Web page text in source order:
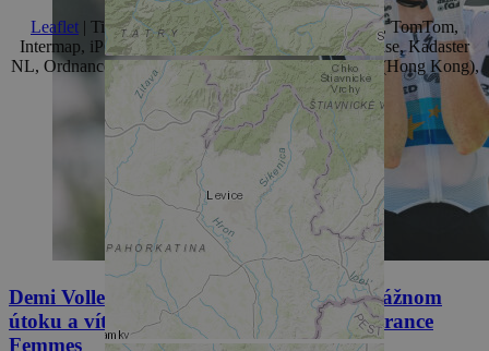
+-
Leaflet | Tiles © Esri — Esri, DeLorme, NAVTEQ, TomTom,
Intermap, iPC, USGS, FAO, NPS, NRCAN, GeoBase, Kadaster
NL, Ordnance Survey, Esri Japan, METI, Esri China (Hong Kong),
and the GIS User Community
Demi Vollering ide do žltého dresu po odvážnom
útoku a víťazstve v ôsmej etape Tour de France
Femmes